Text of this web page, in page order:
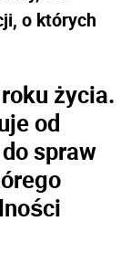
o których
życia.
od
spraw